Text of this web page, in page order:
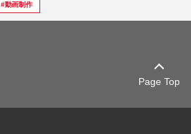
#動画制作
Page Top